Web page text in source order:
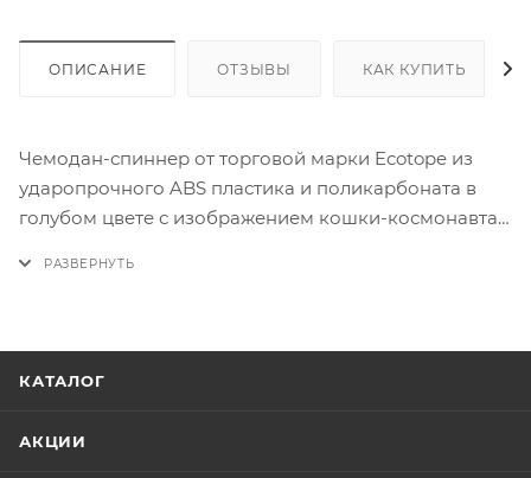
ОПИСАНИЕ ОТЗЫВЫ КАК КУПИТЬ
Чемодан-спиннер от торговой марки Ecotope из
ударопрочного ABS пластика и поликарбоната в
голубом цвете с изображением кошки-космонавта.
*Ручная кладь — это вещи, которые можно взять с
КАТАЛОГ
АКЦИИ